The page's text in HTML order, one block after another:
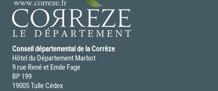
Conseil départemental de la Corrèze
Hôtel du Département Marbot
9 rue René et Emile Fage
BP 199
19005 Tulle Cédex